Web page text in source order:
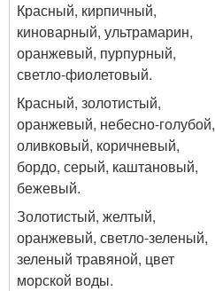
Красный, кирпичный,
киноварный, ультрамарин,
оранжевый, пурпурный,
светло-фиолетовый.
Красный, золотистый,
оранжевый, небесно-голубой,
оливковый, коричневый,
бордо, серый, каштановый,
бежевый.
Золотистый, желтый,
оранжевый, светло-зеленый,
зеленый травяной, цвет
морской воды.